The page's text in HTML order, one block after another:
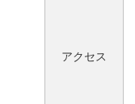
アクセス